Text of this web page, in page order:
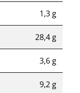
1,3 g
28,4 g
3,6 g
9,2 g